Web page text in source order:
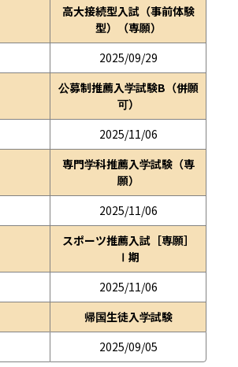
高大接続型入試（事前体験
型）（専願）
2025/09/29
公募制推薦入学試験B（併願
可）
2025/11/06
専門学科推薦入学試験（専
願）
2025/11/06
スポーツ推薦入試［専願］
Ⅰ期
2025/11/06
帰国生徒入学試験
2025/09/05